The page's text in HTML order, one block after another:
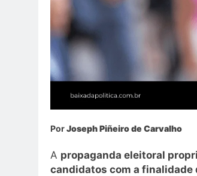
PorJoseph Piñeiro de Carvalho
A propaganda eleitoral
candidatos com a